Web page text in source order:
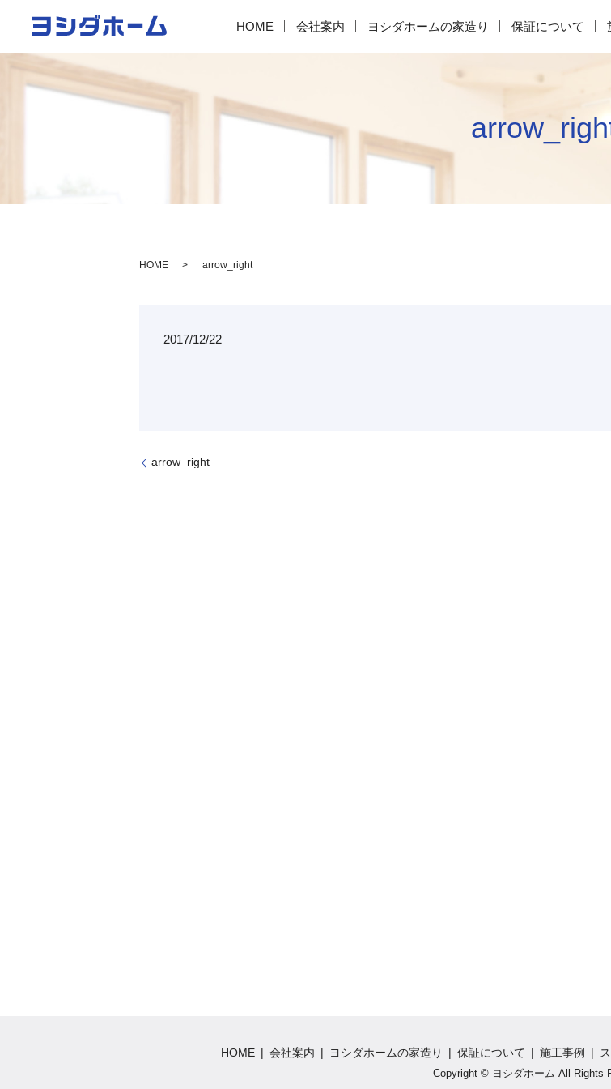
HOME 会社案内 ヨシダホームの家造り 保証について
HOME arrow_right
2017/12/22
arrow_right
HOME 会社案内 ヨシダホームの家造り 保証について 施工事例
Copyright © ヨシダホーム All Rights